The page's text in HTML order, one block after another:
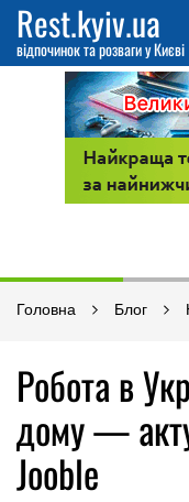
Rest.kyiv.ua
відпочинок та розваги у Києві
Головна Блог
Робота в
дому —
Jooble